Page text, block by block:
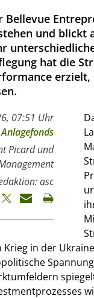
Bellevue
und blickt
hat die
07:51 Uhr
Anlagefonds
Picard und
asc
Krieg in der